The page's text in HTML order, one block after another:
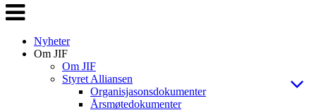
Veksle
navigasjon
Nyheter
Om JIF
Om JIF
Styret Alliansen
Organisjasonsdokumenter
Årsmøtedokumenter